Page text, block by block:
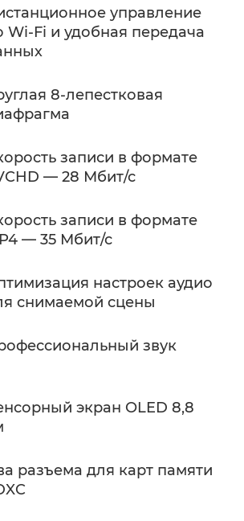
управление
Wi-Fi и удобная передача
8-лепестковая
записи в формате
— 28 Мбит/с
записи в формате
— 35 Мбит/с
настроек аудио
снимаемой сцены
звук
экран OLED 8,8
разъема для карт памяти